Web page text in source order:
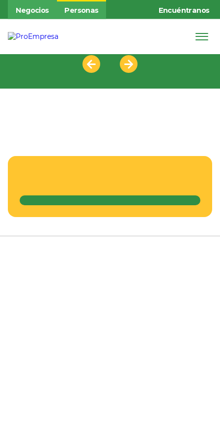
Negocios Personas Encuéntranos